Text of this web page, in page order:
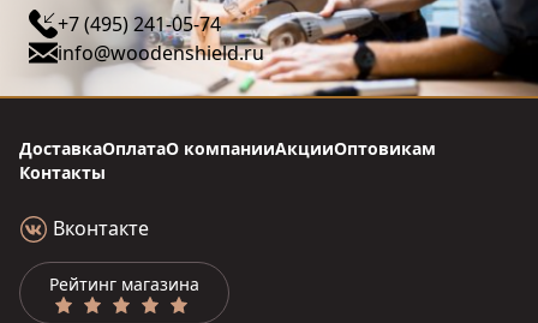
+7 (495) 241-05-74
info@woodenshield.ru
ДоставкаОплатаО компанииАкцииОптовикам
Контакты
Вконтакте
Рейтинг магазина